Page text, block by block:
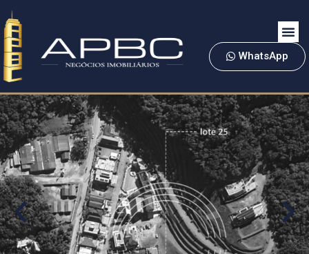
WhatsApp